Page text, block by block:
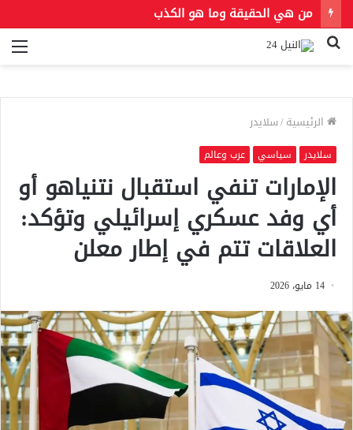
من هي الحقيقة وما هو الكذب
بحث
الرئيسية/سلايدر
سلايدر سياسي عرب وعالم
الإمارات تنفي استقبال نتنياهو أو
أي وفد عسكري إسرائيلي وتؤكد:
العلاقات تتم في إطار معلن
14 مايو، 2026